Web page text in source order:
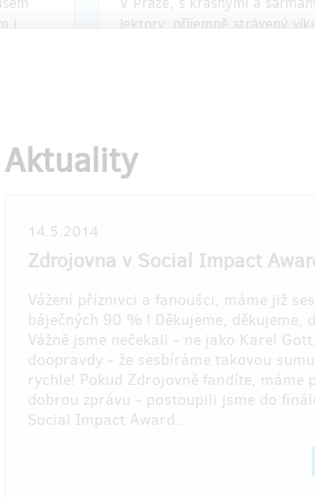
i
lektory, příjemně strávený
projektu na Hithitu
Aktuality
14.5.2014
Zdrojovna v Social Impact
Vážení příznivci a fanoušci, máme již
báječných 90 % ! Děkujeme, děkujeme,
Vážně jsme nečekali - ne jako Karel
doopravdy - že sesbíráme takovou
rychle! Pokud Zdrojovně fandíte, máme
dobrou zprávu - postoupili jsme do
Social Impact Award…